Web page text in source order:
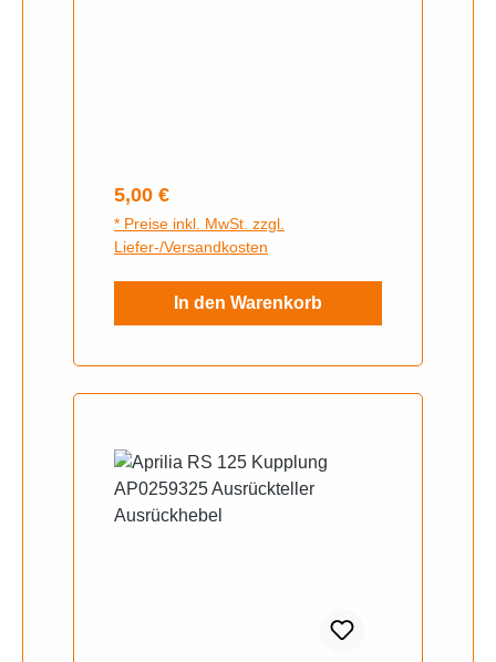
Regulärer Preis:
5,00 €
* Preise inkl. MwSt. zzgl.
Liefer-/Versandkosten
In den Warenkorb